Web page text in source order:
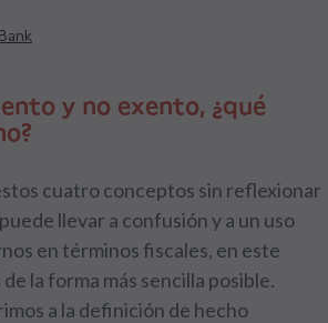
y no exento, ¿qué
cuatro conceptos sin reflexionar
llevar a confusión y a un uso
en términos fiscales, en este
la forma más sencilla posible.
a la definición de hecho